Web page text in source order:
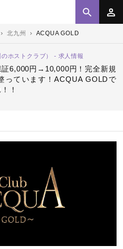
北九州 ACQUA GOLD
ホストクラブ） - 求人情報
証6,000円→10,000円！完全新規
っています！ACQUA GOLDで
！